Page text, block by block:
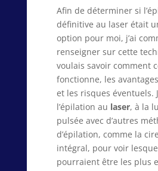
Afin de déterminer si
définitive au laser était
option pour moi, j’ai
renseigner sur cette
voulais savoir comment
fonctionne, les
et les risques éventuels.
l’épilation au laser, à la
pulsée avec d’autres
d’épilation, comme la
intégral, pour voir
pourraient être les plus